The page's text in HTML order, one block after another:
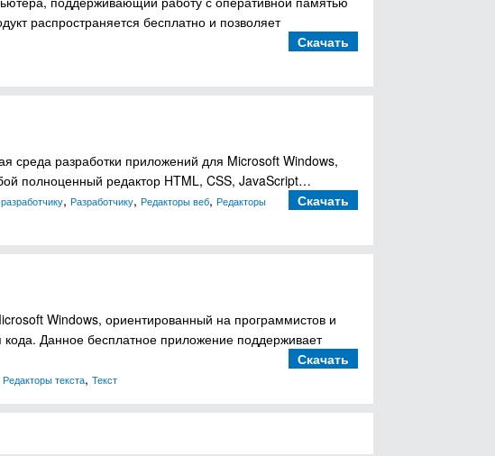
распространяется бесплатно и позволяет
Скачать
среда разработки приложений для Microsoft Windows,
полноценный редактор HTML, CSS, JavaScript…
Скачать
, Разработчику, Редакторы веб, Редакторы
Windows, ориентированный на программистов и
Данное бесплатное приложение поддерживает
Скачать
Редакторы текста, Текст